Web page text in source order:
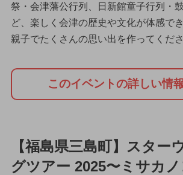
祭・会津藩公行列、日新館童子行列・
ど、楽しく会津の歴史や文化が体感で
親子でたくさんの思い出を作ってくださ
このイベントの詳しい情
【福島県三島町】スター
グツアー 2025〜ミサカ